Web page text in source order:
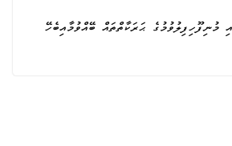
މުނިފޫހިފިލުވުމުގެ ޙަރަކާތްތައް ބޭއްވުމާއިބެހޭ